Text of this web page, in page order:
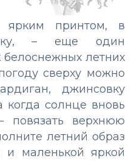
ярким принтом, в
– еще один
летних
сверху можно
джинсовку
солнце вновь
повязать верхнюю
летний образ
маленькой яркой